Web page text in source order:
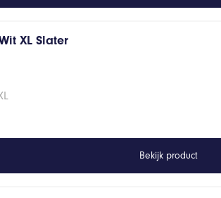
XL Slater
Bekijk product